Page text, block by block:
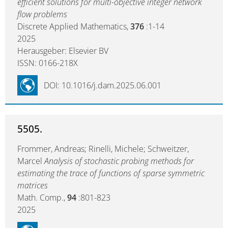
flow problems
Discrete Applied Mathematics,376 :1-14
2025
Herausgeber: Elsevier BV
ISSN: 0166-218X
DOI: 10.1016/j.dam.2025.06.001
5505.
Frommer, Andreas; Rinelli, Michele; Schweitzer,
MarcelAnalysis of stochastic probing methods for
estimating the trace of functions of sparse symmetric
matrices
Math. Comp.,94 :801-823
2025